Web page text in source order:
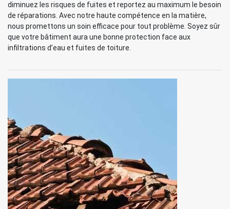
diminuez les risques de fuites et reportez au maximum le besoin
de réparations. Avec notre haute compétence en la matière,
nous promettons un soin efficace pour tout problème. Soyez sûr
que votre bâtiment aura une bonne protection face aux
infiltrations d’eau et fuites de toiture.